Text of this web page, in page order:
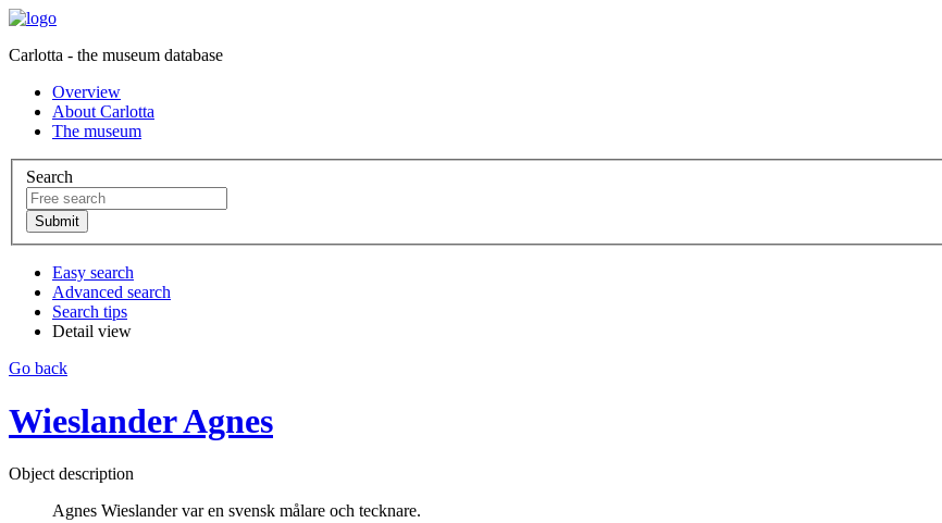
Carlotta - the museum database
Overview
About Carlotta
The museum
Search
Easy search
Advanced search
Search tips
Detail view
Go back
Wieslander Agnes
Object description
Agnes Wieslander var en svensk målare och tecknare.